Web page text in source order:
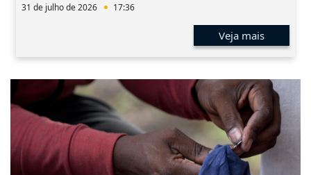
31 de julho de 2026 17:36
Veja mais